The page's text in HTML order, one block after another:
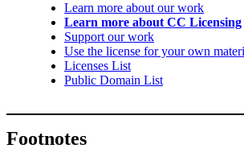
Learn more about our work
Learn more about CC Licensing
Support our work
Use the license for your own
Licenses List
Public Domain List
Footnotes